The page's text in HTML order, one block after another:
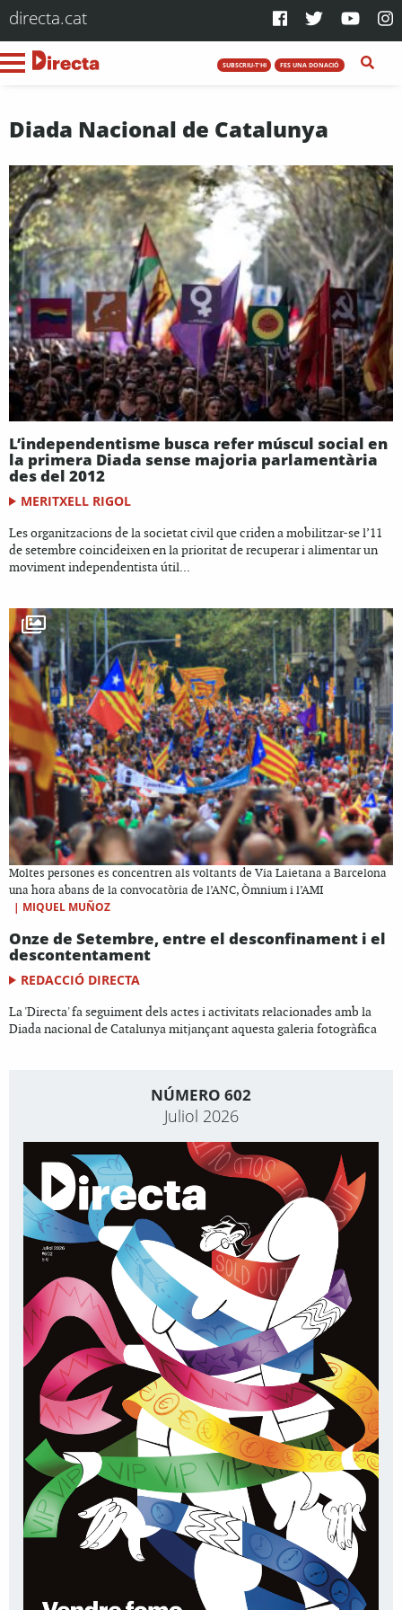
directa.cat
SUBSCRIU-T'HI FES UNA DONACIÓ
Diada Nacional de Catalunya
L’independentisme busca refer múscul social en
la primera Diada sense majoria parlamentària
des del 2012
MERITXELL RIGOL
Les organitzacions de la societat civil que criden a mobilitzar-se l’11
de setembre coincideixen en la prioritat de recuperar i alimentar un
moviment independentista útil...
Moltes persones es concentren als voltants de Via Laietana a Barcelona
una hora abans de la convocatòria de l’ANC, Òmnium i l’AMI
| MIQUEL MUÑOZ
Onze de Setembre, entre el desconfinament i el
descontentament
REDACCIÓ DIRECTA
La 'Directa' fa seguiment dels actes i activitats relacionades amb la
Diada nacional de Catalunya mitjançant aquesta galeria fotogràfica
NÚMERO 602
Juliol 2026